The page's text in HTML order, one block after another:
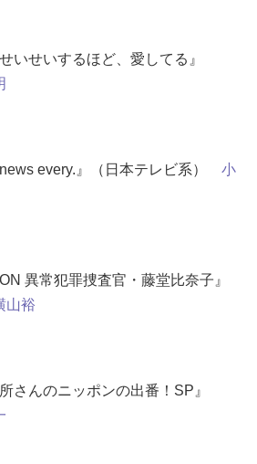
せいするほど、愛してる』
every.』（日本テレビ系） 小
異常犯罪捜査官・藤堂比奈子』
山裕
んのニッポンの出番！SP』